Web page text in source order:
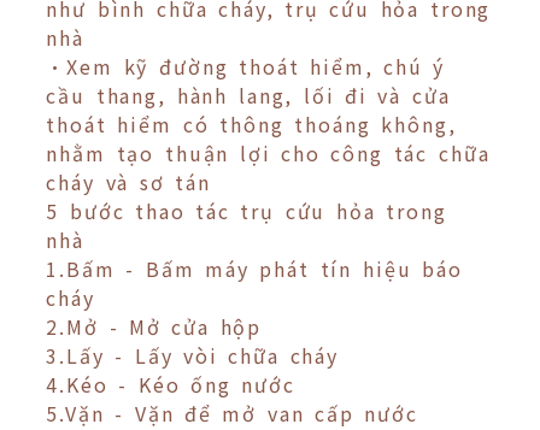
như bình chữa cháy, trụ cứu hỏa trong
nhà
•Xem kỹ đường thoát hiểm, chú ý
cầu thang, hành lang, lối đi và cửa
thoát hiểm có thông thoáng không,
nhằm tạo thuận lợi cho công tác chữa
cháy và sơ tán
5 bước thao tác trụ cứu hỏa trong
nhà
1.Bấm - Bấm máy phát tín hiệu báo
cháy
2.Mở - Mở cửa hộp
3.Lấy - Lấy vòi chữa cháy
4.Kéo - Kéo ống nước
5.Vặn - Vặn để mở van cấp nước